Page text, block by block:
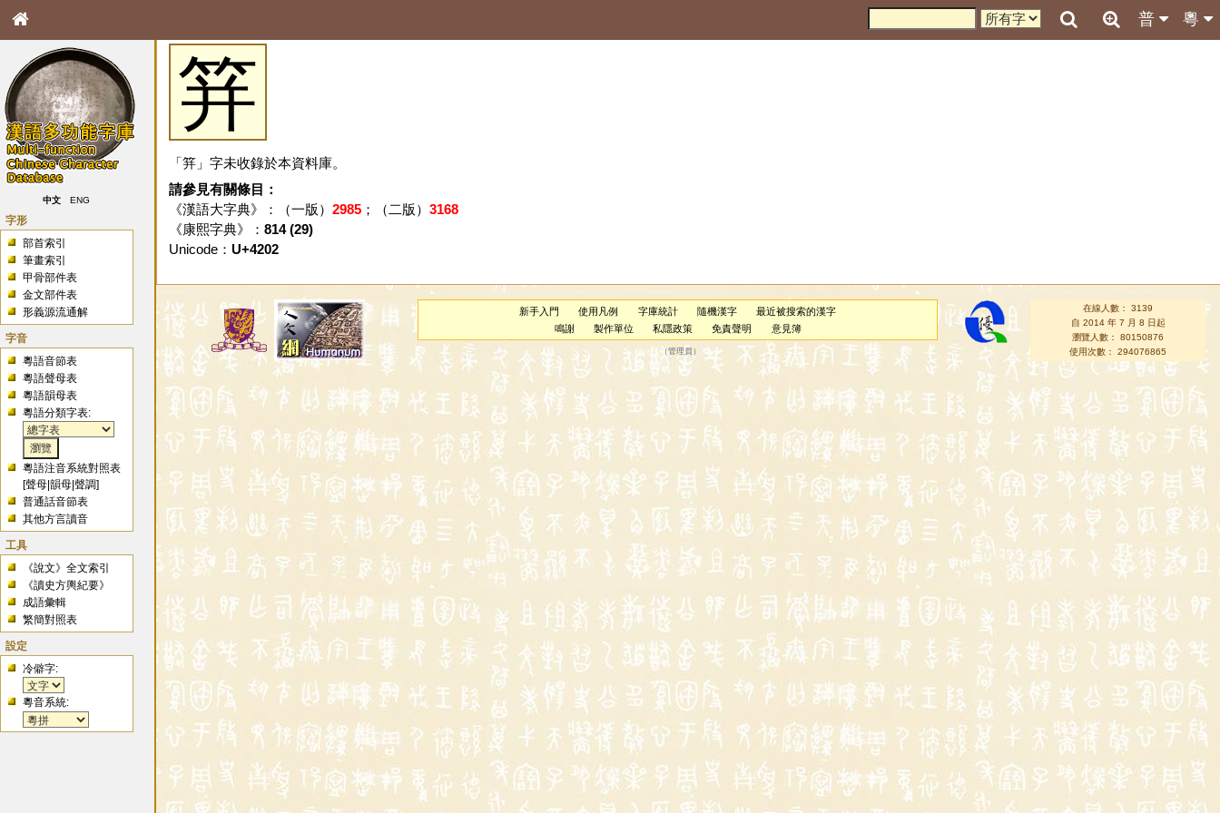
粵
普
中文 ENG
字形
部首索引
筆畫索引
甲骨部件表
金文部件表
形義源流通解
字音
粵語音節表
粵語聲母表
粵語韻母表
粵語分類字表:
粵語注音系統對照表
[聲母 |韻母 |聲調]
普通話音節表
其他方言讀音
工具
《說文》全文索引
《讀史方輿紀要》
成語彙輯
繁簡對照表
設定
冷僻字:
粵音系統:
䈂
「䈂」字未收錄於本資料庫。
請參見有關條目：
《漢語大字典》：（一版） 2985；（二版） 3168
《康熙字典》： 814 (29)
Unicode： U+4202
新手入門 使用凡例 字庫統計 隨機漢字
最近被搜索的漢字
鳴謝
製作單位 私隱政策 免責聲明 意見簿
（管理員 ）
在線人數： 3139
自 2014 年 7 月 8 日起
瀏覽人數： 80150876
使用次數： 294076865